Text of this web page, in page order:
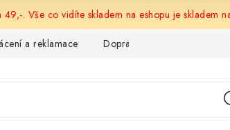
. Vše co vidíte skladem na eshopu je skladem
a reklamace Doprava a platba